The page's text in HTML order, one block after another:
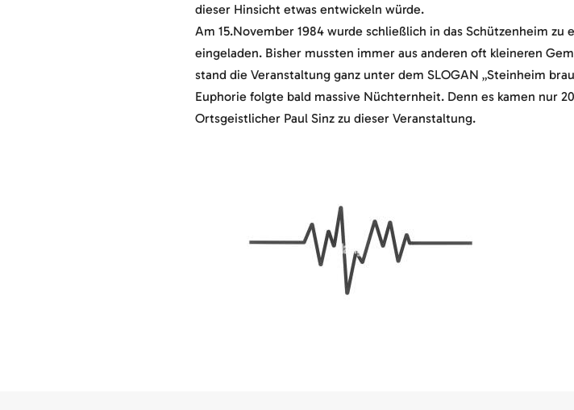
dieser Hinsicht etwas entwickeln würde.
Am 15.November 1984 wurde schließlich in das Schützenheim
eingeladen. Bisher mussten immer aus anderen oft kleineren
stand die Veranstaltung ganz unter dem SLOGAN „Steinheim
Euphorie folgte bald massive Nüchternheit. Denn es kamen nur
Ortsgeistlicher Paul Sinz zu dieser Veranstaltung.